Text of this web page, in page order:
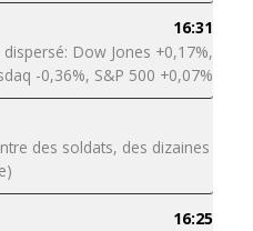
16:31
Dow Jones +0,17%,
-0,36%, S&P 500 +0,07%
des soldats, des dizaines
16:25